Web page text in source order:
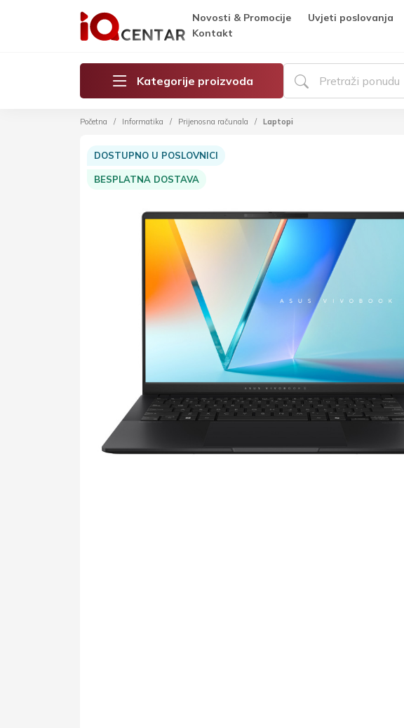
Novosti & Promocije Uvjeti poslovanja
Kontakt
Kategorije proizvoda
Početna Informatika Prijenosna računala Laptopi
DOSTUPNO U POSLOVNICI
BESPLATNA DOSTAVA